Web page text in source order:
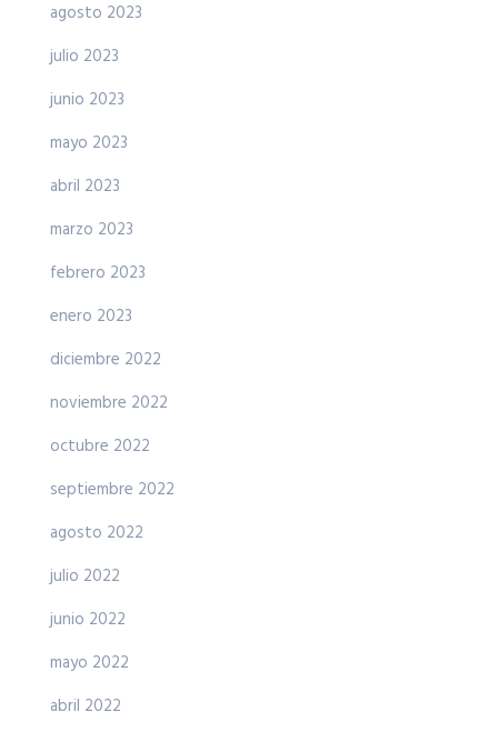
agosto 2023
julio 2023
junio 2023
mayo 2023
abril 2023
marzo 2023
febrero 2023
enero 2023
diciembre 2022
noviembre 2022
octubre 2022
septiembre 2022
agosto 2022
julio 2022
junio 2022
mayo 2022
abril 2022